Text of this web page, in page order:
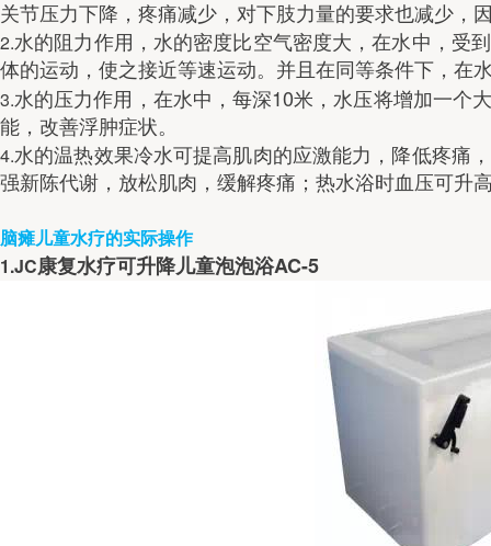
关节压力下降，疼痛减少，对下肢力量的要求也减少，
2.水的阻力作用，水的密度比空气密度大，在水中，受
体的运动，使之接近等速运动。并且在同等条件下，在
3.水的压力作用，在水中，每深10米，水压将增加一个
能，改善浮肿症状。
4.水的温热效果冷水可提高肌肉的应激能力，降低疼痛
强新陈代谢，放松肌肉，缓解疼痛；热水浴时血压可升
脑瘫儿童水疗的实际操作
1.JC康复水疗可升降儿童泡泡浴AC-5